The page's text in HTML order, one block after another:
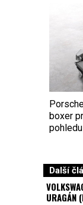
boxer
Další
URAGÁN